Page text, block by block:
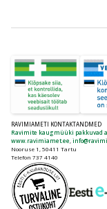
RAVIMIAMETI KONTAKTANDMED
Ravimite kaugmüüki pakkuvad
www.ravimiamet.ee
Nooruse 1, 50411 Tartu
Telefon 737 4140